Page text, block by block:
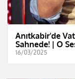
Anıtkabir'de
Sahnede! | O
16/03/2025